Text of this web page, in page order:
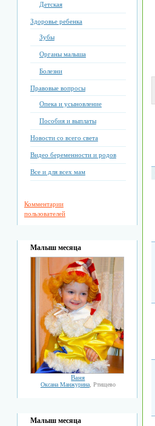
Детская
Здоровье ребенка
Зубы
Органы малыша
Болезни
Правовые вопросы
Опека и усыновление
Пособия и выплаты
Новости со всего света
Видео беременности и родов
Все и для всех мам
Комментарии
пользователей
Малыш месяца
Ваня
Оксана Манжурина, Ртищево
Малыш месяца